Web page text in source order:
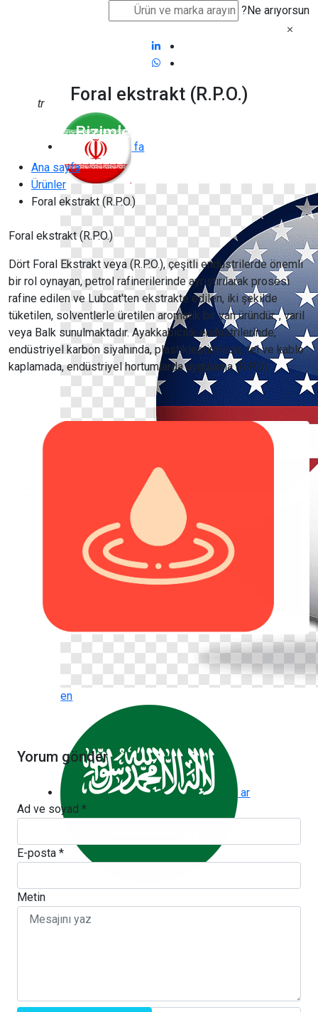
Ne arıyorsun?
tr
fa
en
ar
Foral ekstrakt (R.P.O.)
Bizimle iletişime geçin
Ana sayfa
Ürünler
Foral ekstrakt (R.P.O.)
Foral ekstrakt (R.P.O.)
Dört Foral Ekstrakt veya (R.P.O.), çeşitli endüstrilerde önemli
bir rol oynayan, petrol rafinerilerinde ayrıştırılarak prosesi
rafine edilen ve Lubcat'ten ekstrakte edilen, iki şekilde
tüketilen, solventlerle üretilen aromatik bir yan üründür. , varil
veya Balk sunulmaktadır. Ayakkabıcılık endüstrilerinde,
endüstriyel karbon siyahında, plastikleştirmede, tel ve kablo
kaplamada, endüstriyel hortumlarda uygulama (R.P.O)
Yorum gönder
Ad ve soyad *
E-posta *
Metin